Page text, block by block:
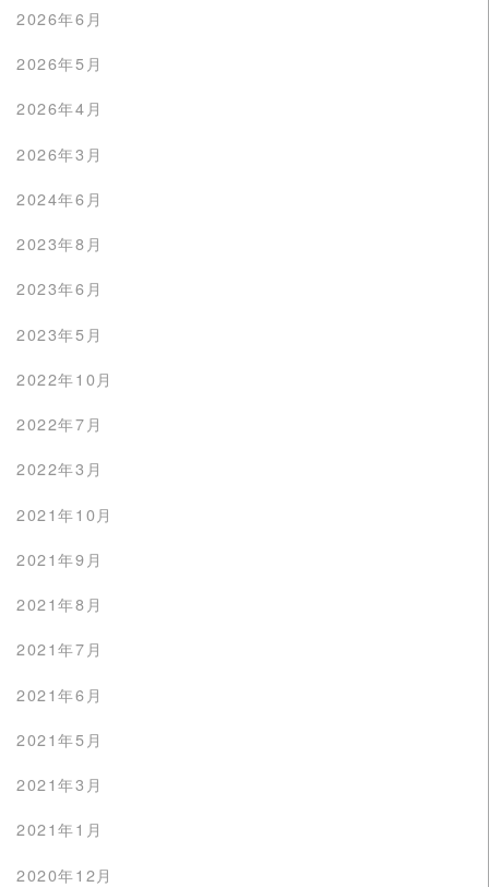
2026年6月
2026年5月
2026年4月
2026年3月
2024年6月
2023年8月
2023年6月
2023年5月
2022年10月
2022年7月
2022年3月
2021年10月
2021年9月
2021年8月
2021年7月
2021年6月
2021年5月
2021年3月
2021年1月
2020年12月